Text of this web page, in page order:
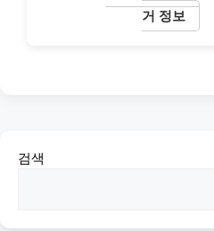
거 정보
검색